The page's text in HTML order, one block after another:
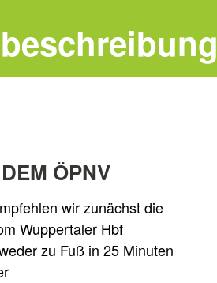
ÖPNV
wir zunächst die
Wuppertaler Hbf
zu Fuß in 25 Minuten